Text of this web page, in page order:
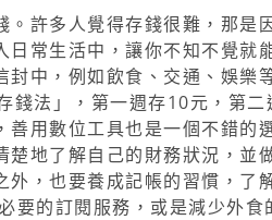
。許多人覺得存錢很難，那
常生活中，讓你不知不覺就
中，例如飲食、交通、娛樂
錢法」，第一週存10元，第
用數位工具也是一個不錯的
地了解自己的財務狀況，並
，也要養成記帳的習慣，了
要的訂閱服務，或是減少外